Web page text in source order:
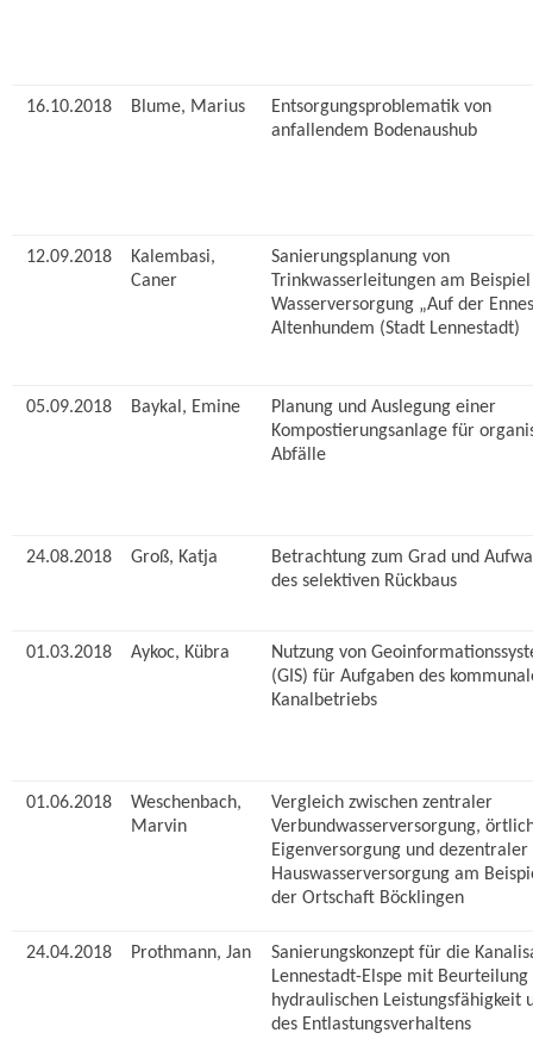
16.10.2018 Blume, Marius
Entsorgungsproblematik von
anfallendem Bodenaushub
12.09.2018
Kalembasi,
Caner
Sanierungsplanung von
Trinkwasserleitungen am
Wasserversorgung „Auf der
Altenhundem (Stadt Lennestadt)
05.09.2018 Baykal, Emine
Planung und Auslegung einer
Kompostierungsanlage für
Abfälle
24.08.2018 Groß, Katja
Betrachtung zum Grad und
des selektiven Rückbaus
01.03.2018 Aykoc, Kübra
Nutzung von
(GIS) für Aufgaben des
Kanalbetriebs
01.06.2018
Weschenbach,
Marvin
Vergleich zwischen zentraler
Verbundwasserversorgung,
Eigenversorgung und dezentraler
Hauswasserversorgung am
der Ortschaft Böcklingen
24.04.2018 Prothmann, Jan
Sanierungskonzept für die
Lennestadt-Elspe mit Beurteilung
hydraulischen Leistungsfähigkeit
des Entlastungsverhaltens